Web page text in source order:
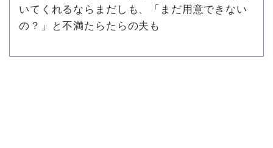
いてくれるならまだしも、「まだ用意できない
の？」と不満たらたらの夫も